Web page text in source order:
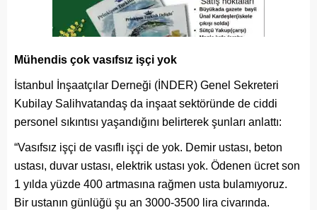
Mühendis çok vasıfsız işçi yok
İstanbul İnşaatçılar Derneği (İNDER) Genel Sekreteri
Kubilay Salihvatandaş da inşaat sektöründe de ciddi
personel sıkıntısı yaşandığını belirterek şunları anlattı:
“Vasıfsız işçi de vasıflı işçi de yok. Demir ustası, beton
ustası, duvar ustası, elektrik ustası yok. Ödenen ücret son
1 yılda yüzde 400 artmasına rağmen usta bulamıyoruz.
Bir ustanın günlüğü şu an 3000-3500 lira civarında.